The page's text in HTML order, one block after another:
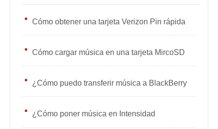
Cómo obtener una tarjeta Verizon Pin rápida
Cómo cargar música en una tarjeta MircoSD
¿Cómo puedo transferir música a BlackBerry
¿Cómo poner música en Intensidad